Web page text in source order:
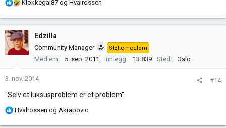
R
k
s
e
r
Klokkegal87 og Hvalrossen
Edzilla
Community Manager Støttemedlem
Medlem 5. sep. 2011 Innlegg 13.839 Sted Oslo
3. nov. 2014 #14
"Selv et luksusproblem er et problem".
R
Hvalrossen og Akrapovic